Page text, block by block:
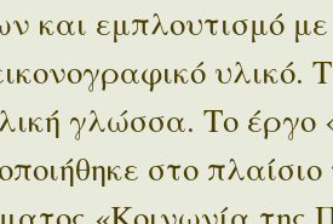
και εμπλουτισμό
γλώσσα. Το
στο